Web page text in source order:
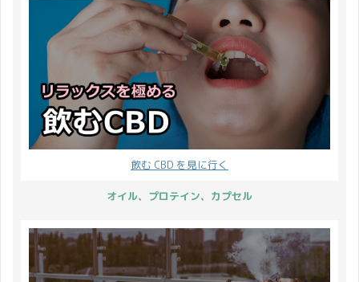
となります♪ 2本以上お
買い物するだけでお得で
す。 割引率 2点で
10%OFF！3点以上で
15%OFF！ ≫ ...
イベント情報は、以下が
概要となります。 開催期
間 2023年3月31日
（金）から2023年4月1
日（土）23:59まで ...
間限定！2023年冬のポ
イント祭を開催いたしま
す♪ このポイント祭は、
現在開催している
CBDMANiA 4周年記念 第
2弾キャンペーンと併用
することができます！ ま
ずは4周年記念 第2弾キ
ャンペーンの内容をざっ
ブログの通り、2023年1
月31日まで ・全商品ポ
イント10倍 ・レビュー
ポイント5倍 となってい
ここに私の実体験を記録
しておきます。 最近では
道端アンジェリカさんが
自身の乾癬を公表した
り、ヒャダインさんが乾
癬のテーマソング「晴れ
ゆく道」を作ってニュー
スになったりして知られ
るようになってきた皮膚
私も乾癬患者です。 私は
早々にCBDと出会い症状
が落ち着いたので今とな
っては過去形ですが。 乾
飲む CBD を見に行く
オイル、プロテイン、カプセル